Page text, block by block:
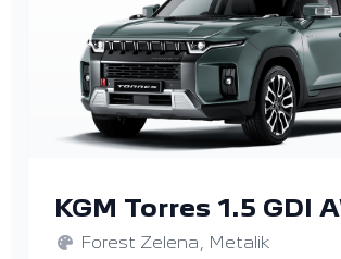
KGM Torres 1.5 GDI
Forest Zelena, Metalik